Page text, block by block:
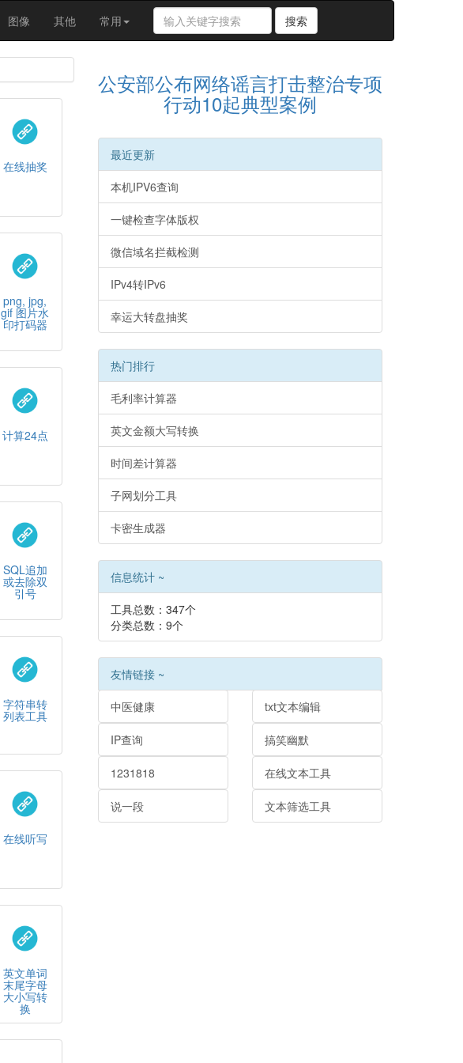
图像 其他 常用
搜
索
关
字
搜索
在线抽奖
png, jpg,
gif 图片水
印打码器
计算24点
SQL追加
或去除双
引号
字符串转
列表工具
在线听写
英文单词
末尾字母
大小写转
换
公安部公布网络谣言打击整治专项
行动10起典型案例
最近更新
本机IPV6查询
一键检查字体版权
微信域名拦截检测
IPv4转IPv6
幸运大转盘抽奖
热门排行
毛利率计算器
英文金额大写转换
时间差计算器
子网划分工具
卡密生成器
信息统计 ~
工具总数：347个
分类总数：9个
友情链接 ~
中医健康 txt文本编辑
IP查询 搞笑幽默
1231818 在线文本工具
说一段 文本筛选工具